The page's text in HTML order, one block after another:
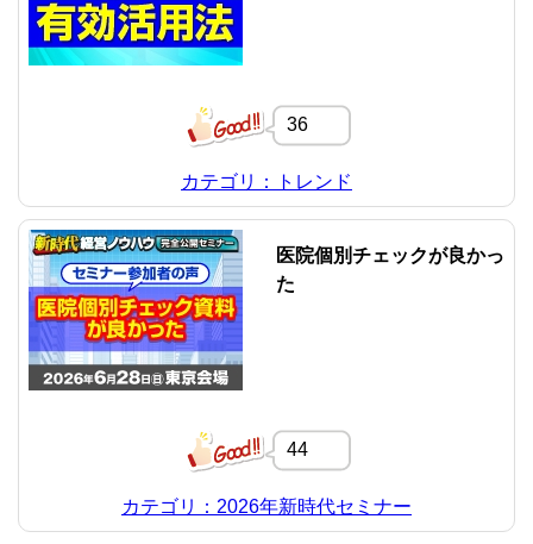
36
カテゴリ：トレンド
医院個別チェックが良かっ
た
44
カテゴリ：2026年新時代セミナー